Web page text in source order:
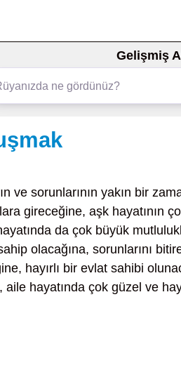
Gelişmiş
ve sorunlarının yakın bir
gireceğine, aşk hayatının
da çok büyük
olacağına, sorunlarını
hayırlı bir evlat sahibi
hayatında çok güzel ve